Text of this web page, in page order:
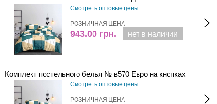
Смотреть оптовые цены
РОЗНИЧНАЯ ЦЕНА
943.00 грн. нет в наличии
Комплект постельного белья № в570 Евро на кнопках
Смотреть оптовые цены
РОЗНИЧНАЯ ЦЕНА